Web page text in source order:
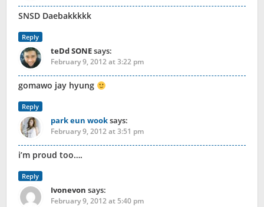
SNSD Daebakkkkk
Reply
teDd SONEsays:
February 9, 2012 at 3:22 pm
gomawo jay hyung
Reply
park eun wooksays:
February 9, 2012 at 3:51 pm
i’m proud too….
Reply
Ivonevon says:
February 9, 2012 at 5:40 pm